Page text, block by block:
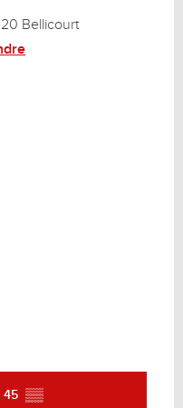
Bellicourt
45 ▒▒